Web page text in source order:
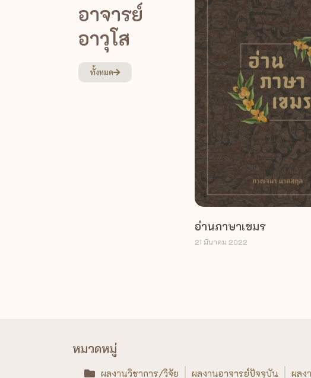
อาจารย์
อาวุโส
ทั้งหมด
อ่านภาษาเขมร
21 มีนาคม 2022
หมวดหมู่
ผลงานวิชาการ/วิจัย ผลงานอาจารย์ปัจจุบัน ผลง